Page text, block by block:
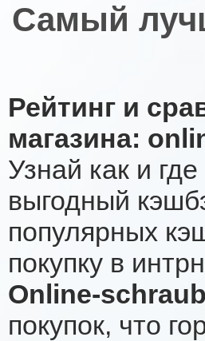
Самый
Рейтинг и
магазина:
Узнай как и
выгодный
популярных
покупку в
Online-
покупок, что